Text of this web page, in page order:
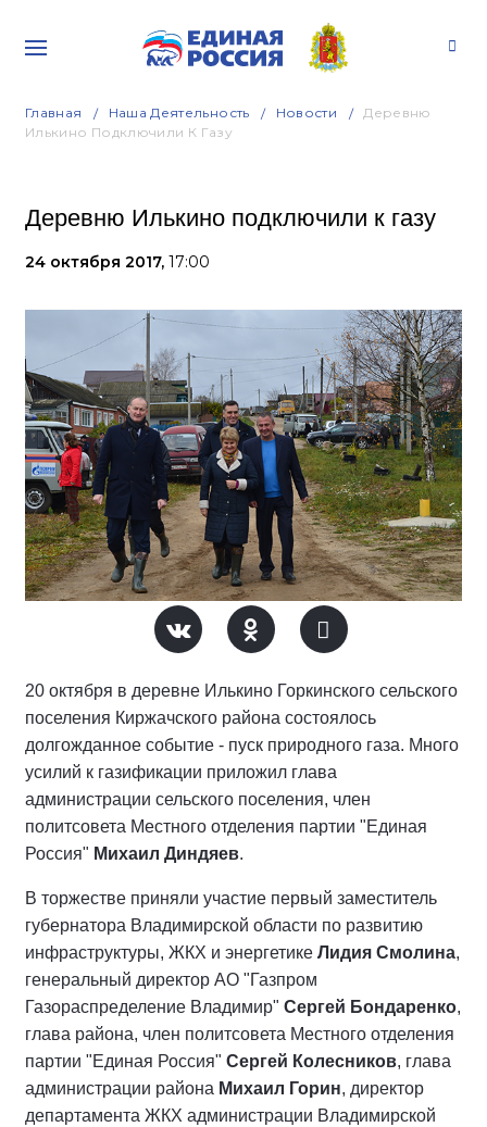
Главная Наша Деятельность Новости
Деревню
Илькино Подключили К Газу
Деревню Илькино подключили к газу
24 октября 2017, 17:00
20 октября в деревне Илькино Горкинского сельского
поселения Киржачского района состоялось
долгожданное событие - пуск природного газа. Много
усилий к газификации приложил глава
администрации сельского поселения, член
политсовета Местного отделения партии "Единая
Россия" Михаил Диндяев.
В торжестве приняли участие первый заместитель
губернатора Владимирской области по развитию
инфраструктуры, ЖКХ и энергетике Лидия Смолина,
генеральный директор АО "Газпром
Газораспределение Владимир" Сергей Бондаренко,
глава района, член политсовета Местного отделения
партии "Единая Россия" Сергей Колесников, глава
администрации района Михаил Горин, директор
департамента ЖКХ администрации Владимирской